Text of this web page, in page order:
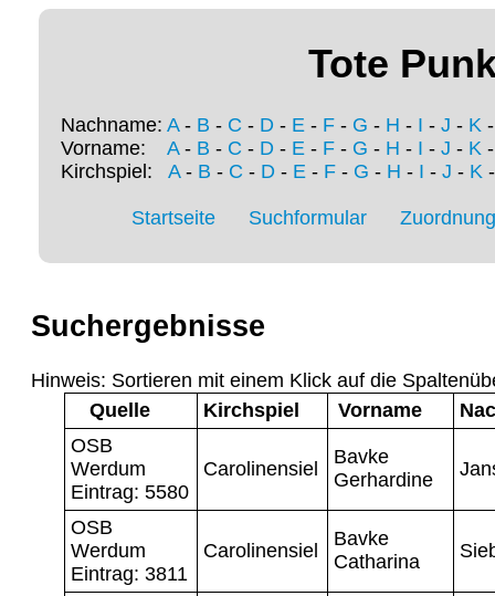
Tote
Nachname: A- B - C - D - E - F - G - H - I - J - K
Vorname: A- B - C - D - E - F - G - H - I - J - K
Kirchspiel: A- B - C - D- E- F- G - H - I - J - K
Startseite Suchformular
Suchergebnisse
Hinweis: Sortieren mit einem Klick auf die
Quelle
Kirchspiel Vorname
OSB
Werdum
Eintrag: 5580
Carolinensiel
Bavke
Gerhardine
OSB
Werdum
Eintrag: 3811
Carolinensiel
Bavke
Catharina